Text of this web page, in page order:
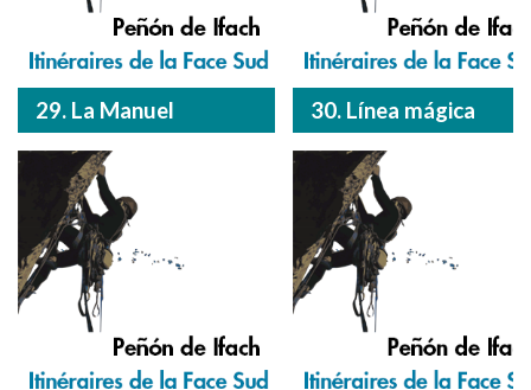
29. La Manuel 30. Línea mágica